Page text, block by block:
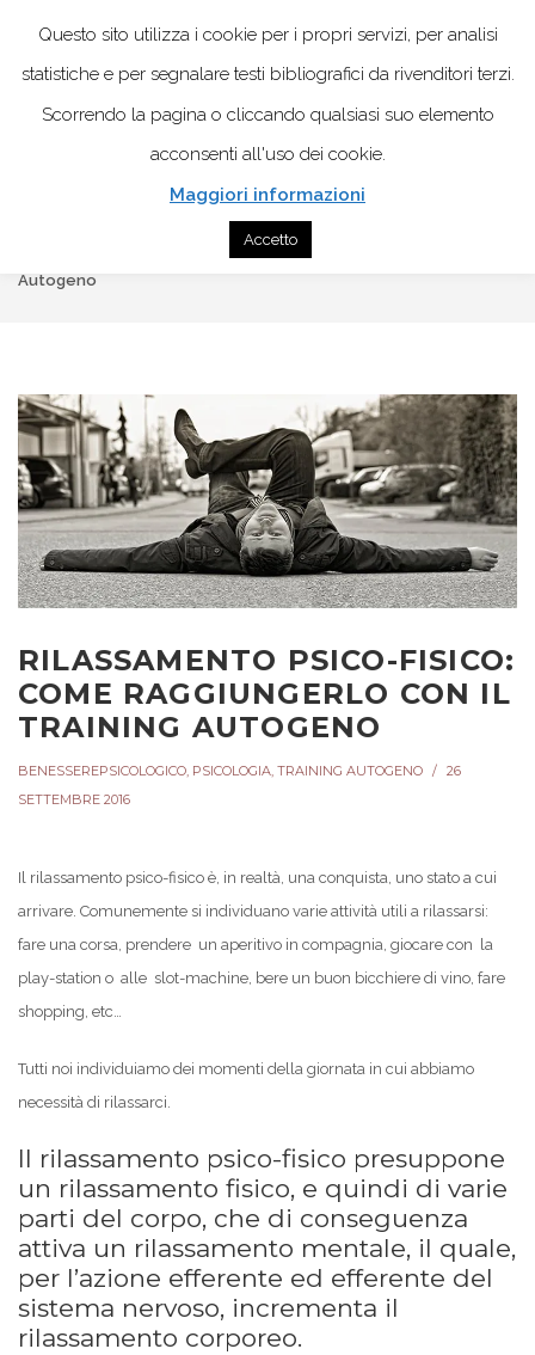
Rilassamento psico-fisico: come raggiungerlo con il Training
Autogeno
RILASSAMENTO PSICO-FISICO:
COME RAGGIUNGERLO CON IL
TRAINING AUTOGENO
BENESSEREPSICOLOGICO, PSICOLOGIA, TRAINING AUTOGENO
26
SETTEMBRE 2016
Il rilassamento psico-fisico è, in realtà, una conquista, uno stato a cui
arrivare. Comunemente si individuano varie attività utili a rilassarsi:
fare una corsa, prendere un aperitivo in compagnia, giocare con la
play-station o alle slot-machine, bere un buon bicchiere di vino, fare
shopping, etc…
Tutti noi individuiamo dei momenti della giornata in cui abbiamo
necessità di rilassarci.
Il rilassamento psico-fisico presuppone
un rilassamento fisico, e quindi di varie
parti del corpo, che di conseguenza
attiva un rilassamento mentale, il quale,
per l’azione efferente ed efferente del
sistema nervoso, incrementa il
rilassamento corporeo.
Questo sito utilizza i cookie per i propri servizi, per analisi
statistiche e per segnalare testi bibliografici da rivenditori terzi.
Scorrendo la pagina o cliccando qualsiasi suo elemento
acconsenti all'uso dei cookie.
Maggiori informazioni
Accetto